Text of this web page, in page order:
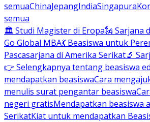
semuaChinaJepangIndiaSingapura
semua
🏛 Studi Magister di Eropa🗽 Sarjana
Go Global MBA💃 Beasiswa untuk
Pascasarjana di Amerika Serikat🔬
👉 Selengkapnya tentang beasiswa
mendapatkan beasiswaCara
menulis surat pengantar beasiswa
negeri gratisMendapatkan beasiswa
SerikatKiat untuk mendapatkan